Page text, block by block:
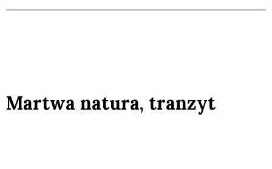
Martwa natura, tranzyt